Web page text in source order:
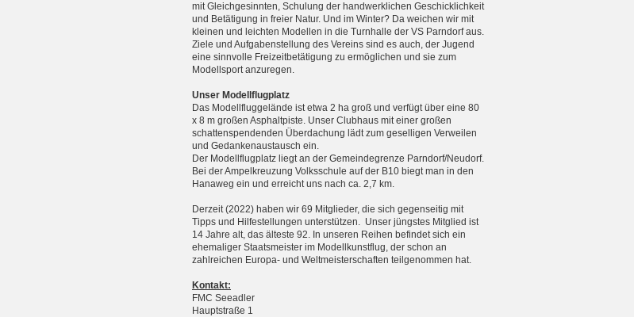
mit Gleichgesinnten, Schulung der handwerklichen Geschicklichkeit
und Betätigung in freier Natur. Und im Winter? Da weichen wir mit
kleinen und leichten Modellen in die Turnhalle der VS Parndorf aus.
Ziele und Aufgabenstellung des Vereins sind es auch, der Jugend
eine sinnvolle Freizeitbetätigung zu ermöglichen und sie zum
Modellsport anzuregen.
Unser Modellflugplatz
Das Modellfluggelände ist etwa 2 ha groß und verfügt über eine 80
x 8 m großen Asphaltpiste. Unser Clubhaus mit einer großen
schattenspendenden Überdachung lädt zum geselligen Verweilen
und Gedankenaustausch ein.
Der Modellflugplatz liegt an der Gemeindegrenze Parndorf/Neudorf.
Bei der Ampelkreuzung Volksschule auf der B10 biegt man in den
Hanaweg ein und erreicht uns nach ca. 2,7 km.
Derzeit (2022) haben wir 69 Mitglieder, die sich gegenseitig mit
Tipps und Hilfestellungen unterstützen. Unser jüngstes Mitglied ist
14 Jahre alt, das älteste 92. In unseren Reihen befindet sich ein
ehemaliger Staatsmeister im Modellkunstflug, der schon an
zahlreichen Europa- und Weltmeister­schaften teilgenommen hat.
Kontakt:
FMC Seeadler
Hauptstraße 1